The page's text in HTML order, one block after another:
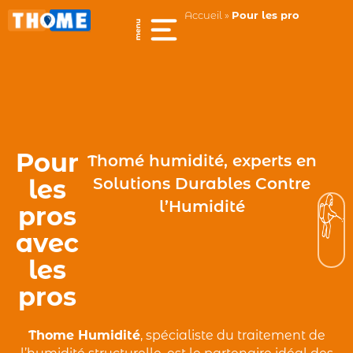
Accueil » Pour les pro
Pour
les
pros
avec
les
pros
Thomé humidité, experts en
Solutions Durables Contre
l’Humidité
Thome Humidité, spécialiste du traitement de